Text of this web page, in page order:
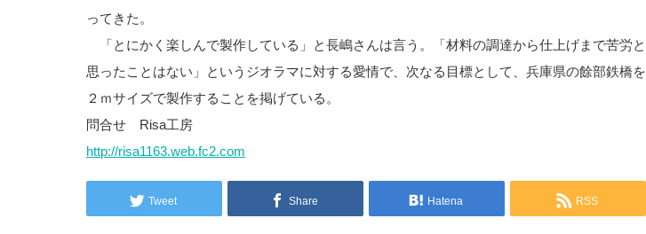
ってきた。
「とにかく楽しんで製作している」と長嶋さんは言う。「材料の調達から仕上げまで苦労と
思ったことはない」というジオラマに対する愛情で、次なる目標として、兵庫県の餘部鉄橋を
２ｍサイズで製作することを掲げている。
問合せ Risa工房
http://risa1163.web.fc2.com
Tweet Share Hatena RSS